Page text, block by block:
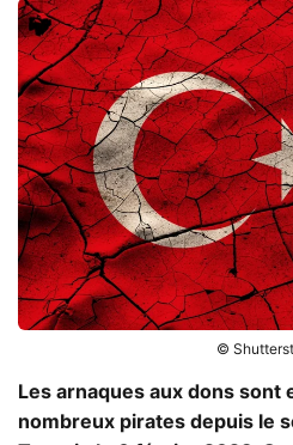
©
Les arnaques aux dons sont
nombreux pirates depuis le